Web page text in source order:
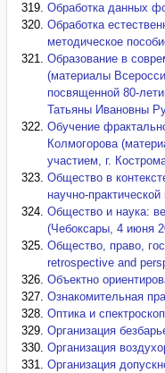
Обработка данных
Обработка
методическое
Образование в
(материалы
посвященной 80-
Татьяны Ивановны
Обучение
Колмогорова
участием, г.
Общество в
научно-
Общество и наука:
(Чебоксары, 4 июня
Общество, право,
retrospective and
Объектно
Ознакомительная
Оптика и
Организация
Организация
Организация